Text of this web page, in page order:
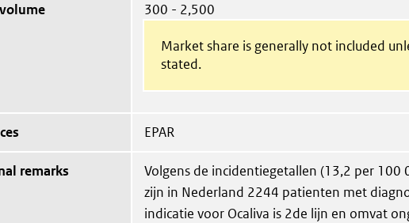
300 - 2,500
Market share is generally not included
stated.
EPAR
remarks
Volgens de incidentiegetallen (13,2 per 100
zijn in Nederland 2244 patienten met
indicatie voor Ocaliva is 2de lijn en omvat